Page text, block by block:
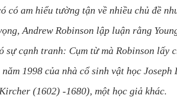
có am hiểu tường tận về nhiều chủ đề
Andrew Robinson lập luận rằng
sự cạnh tranh: Cụm từ mà Robinson
1998 của nhà cổ sinh vật học
(1602) -1680), một học giả khác.